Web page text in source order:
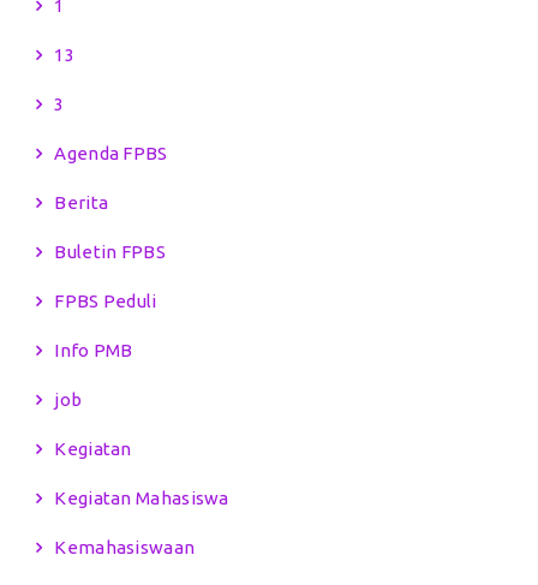
1
13
3
Agenda FPBS
Berita
Buletin FPBS
FPBS Peduli
Info PMB
job
Kegiatan
Kegiatan Mahasiswa
Kemahasiswaan